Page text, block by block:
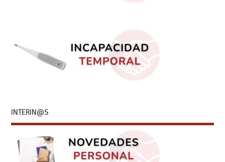
INTERIN@S